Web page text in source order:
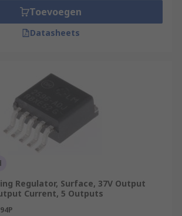
Toevoegen
Datasheets
Regulator, Surface, 37V Output
Current, 5 Outputs